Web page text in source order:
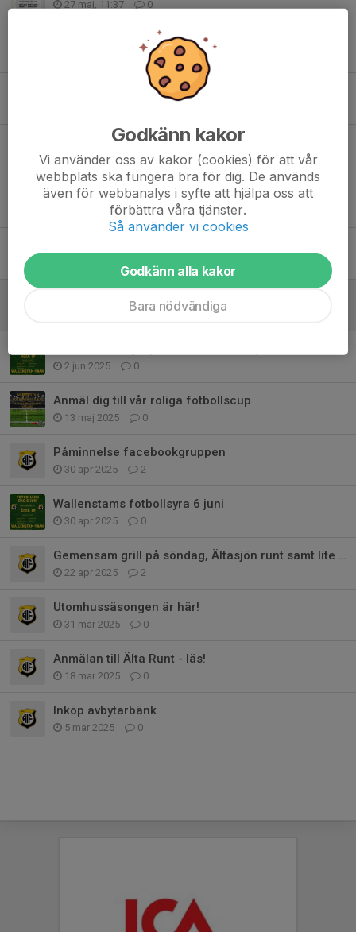
27 maj, 11:37 0
Nu startar vi utomhusträningarna
Fotbollsträning v45 och framåt
31 okt 2025 0
Ingen träning idag fredag
26 sep 2025 0
0
2 jun 2025 0
Anmäl dig till vår roliga fotbollscup
13 maj 2025 0
Påminnelse facebookgruppen
30 apr 2025 2
Wallenstams fotbollsyra 6 juni
30 apr 2025 0
Gemensam grill på söndag, Ältasjön runt samt lite annan info
22 apr 2025 2
Utomhussäsongen är här!
31 mar 2025 0
Anmälan till Älta Runt - läs!
18 mar 2025 0
Inköp avbytarbänk
5 mar 2025 0
Godkänn kakor
Vi använder oss av kakor (cookies) för att vår
webbplats ska fungera bra för dig. De används
även för webbanalys i syfte att hjälpa oss att
förbättra våra tjänster.
Så använder vi cookies
Godkänn alla kakor
Bara nödvändiga